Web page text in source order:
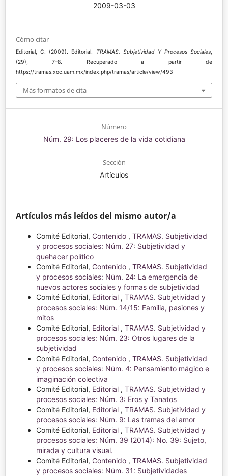
2009-03-03
Cómo citar
Editorial, C. (2009). Editorial. TRAMAS. Subjetividad Y Procesos Sociales,
(29), 7–8. Recuperado a partir de
https://tramas.xoc.uam.mx/index.php/tramas/article/view/493
Más formatos de cita
Número
Núm. 29: Los placeres de la vida cotidiana
Sección
Artículos
Artículos más leídos del mismo autor/a
Comité Editorial, Contenido , TRAMAS. Subjetividad
y procesos sociales: Núm. 27: Subjetividad y
quehacer político
Comité Editorial, Contenido , TRAMAS. Subjetividad
y procesos sociales: Núm. 24: La emergencia de
nuevos actores sociales y formas de subjetividad
Comité Editorial, Editorial , TRAMAS. Subjetividad y
procesos sociales: Núm. 14/15: Familia, pasiones y
mitos
Comité Editorial, Editorial , TRAMAS. Subjetividad y
procesos sociales: Núm. 23: Otros lugares de la
subjetividad
Comité Editorial, Contenido , TRAMAS. Subjetividad
y procesos sociales: Núm. 4: Pensamiento mágico e
imaginación colectiva
Comité Editorial, Editorial , TRAMAS. Subjetividad y
procesos sociales: Núm. 3: Eros y Tanatos
Comité Editorial, Editorial , TRAMAS. Subjetividad y
procesos sociales: Núm. 9: Las tramas del amor
Comité Editorial, Editorial , TRAMAS. Subjetividad y
procesos sociales: Núm. 39 (2014): No. 39: Sujeto,
mirada y cultura visual.
Comité Editorial, Contenido , TRAMAS. Subjetividad
y procesos sociales: Núm. 31: Subjetividades